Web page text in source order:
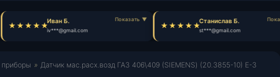
Иван Б.
iv***@gmail.com
Станислав Б.
st***@gmail.com
приборы » Датчик мас.расх.возд ГАЗ 406\409 (SIEMENS) (20.3855-10) E-3